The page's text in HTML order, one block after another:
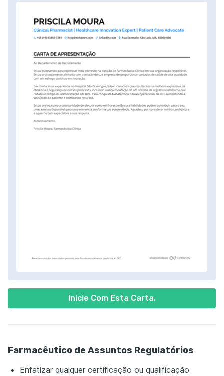
Inicie Com Esta Carta.
Farmacêutico de Assuntos Regulatórios
Enfatizar qualquer certificação ou qualificação